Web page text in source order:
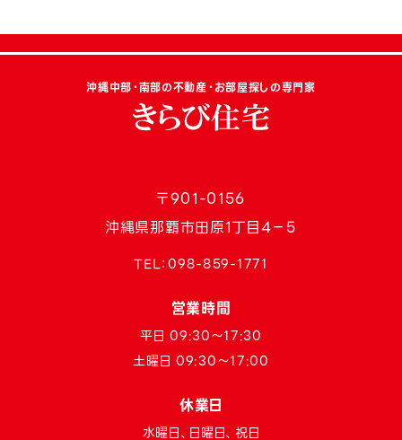
沖縄中部・南部の不動産・お部屋探しの専門家
〒901-0156
沖縄県那覇市田原1丁目4−5
TEL：098-859-1771
営業時間
平日 09:30〜17:30
土曜日 09:30〜17:00
休業日
水曜日、日曜日、祝日